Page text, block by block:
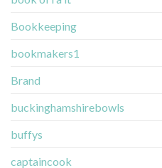
Bookkeeping
bookmakers1
Brand
buckinghamshirebowls
buffys
captaincook